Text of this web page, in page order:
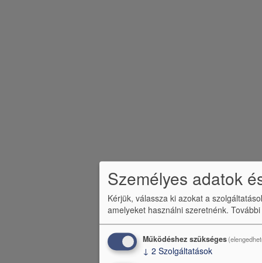
Személyes adatok
Kérjük, válassza ki azokat a
amelyeket használni szeretnénk.
Működéshez szükséges
↓ 2 Szolgáltatások